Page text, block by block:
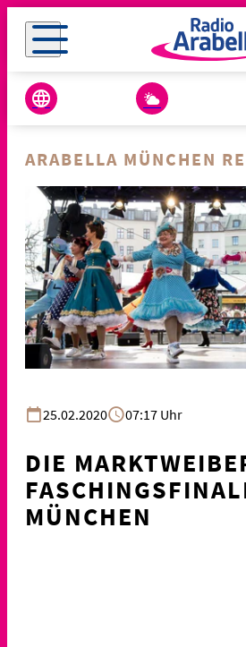
ARABELLA MÜNCHEN
25.02.2020
07:17 Uhr
DIE
MÜNCHEN